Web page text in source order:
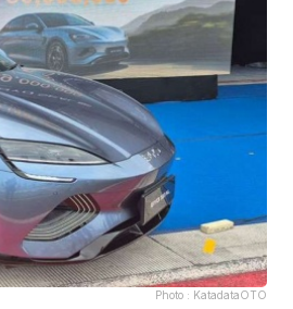
Photo : KatadataOTO